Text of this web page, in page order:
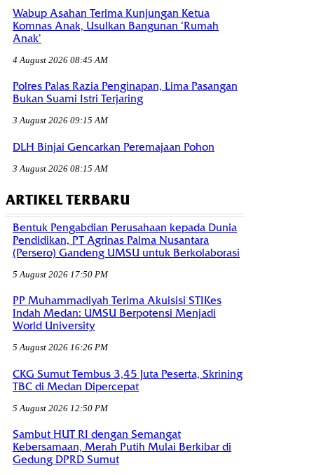
Wabup Asahan Terima Kunjungan Ketua
Komnas Anak, Usulkan Bangunan ‘Rumah
Anak’
4 August 2026 08:45 AM
Polres Palas Razia Penginapan, Lima Pasangan
Bukan Suami Istri Terjaring
3 August 2026 09:15 AM
DLH Binjai Gencarkan Peremajaan Pohon
3 August 2026 08:15 AM
ARTIKEL TERBARU
Bentuk Pengabdian Perusahaan kepada Dunia
Pendidikan, PT Agrinas Palma Nusantara
(Persero) Gandeng UMSU untuk Berkolaborasi
5 August 2026 17:50 PM
PP Muhammadiyah Terima Akuisisi STIKes
Indah Medan: UMSU Berpotensi Menjadi
World University
5 August 2026 16:26 PM
CKG Sumut Tembus 3,45 Juta Peserta, Skrining
TBC di Medan Dipercepat
5 August 2026 12:50 PM
Sambut HUT RI dengan Semangat
Kebersamaan, Merah Putih Mulai Berkibar di
Gedung DPRD Sumut